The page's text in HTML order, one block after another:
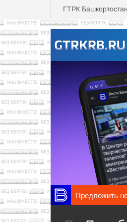
Перейти к основному содержанию
ГТРК Башкортостан
Предложить